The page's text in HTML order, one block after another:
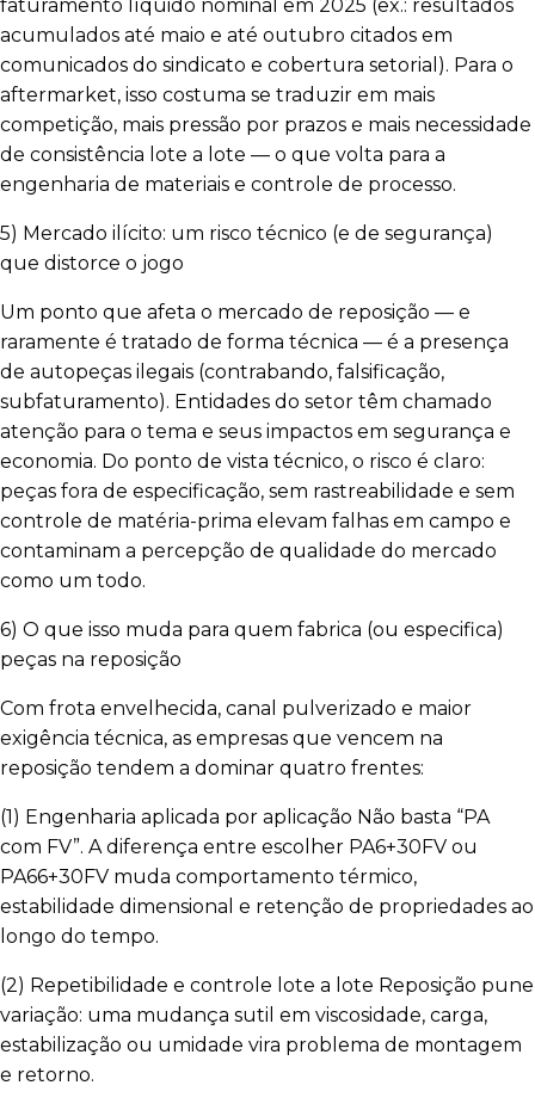
faturamento líquido nominal em 2025 (ex.: resultados
acumulados até maio e até outubro citados em
comunicados do sindicato e cobertura setorial). Para o
aftermarket, isso costuma se traduzir em mais
competição, mais pressão por prazos e mais necessidade
de consistência lote a lote — o que volta para a
engenharia de materiais e controle de processo.
5) Mercado ilícito: um risco técnico (e de segurança)
que distorce o jogo
Um ponto que afeta o mercado de reposição — e
raramente é tratado de forma técnica — é a presença
de autopeças ilegais (contrabando, falsificação,
subfaturamento). Entidades do setor têm chamado
atenção para o tema e seus impactos em segurança e
economia. Do ponto de vista técnico, o risco é claro:
peças fora de especificação, sem rastreabilidade e sem
controle de matéria-prima elevam falhas em campo e
contaminam a percepção de qualidade do mercado
como um todo.
6) O que isso muda para quem fabrica (ou especifica)
peças na reposição
Com frota envelhecida, canal pulverizado e maior
exigência técnica, as empresas que vencem na
reposição tendem a dominar quatro frentes:
(1) Engenharia aplicada por aplicação Não basta “PA
com FV”. A diferença entre escolher PA6+30FV ou
PA66+30FV muda comportamento térmico,
estabilidade dimensional e retenção de propriedades ao
longo do tempo.
(2) Repetibilidade e controle lote a lote Reposição pune
variação: uma mudança sutil em viscosidade, carga,
estabilização ou umidade vira problema de montagem
e retorno.